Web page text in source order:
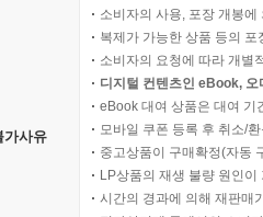
가사유
소비자의 사용, 포장 개봉
복제가 가능한 상품 등의
소비자의 요청에 따라 개별
디지털 컨텐츠인 eBook,
eBook 대여 상품은 대여 기
모바일 쿠폰 등록 후 취소/
중고상품이 구매확정(자동
LP상품의 재생 불량 원인
시간의 경과에 의해 재판매